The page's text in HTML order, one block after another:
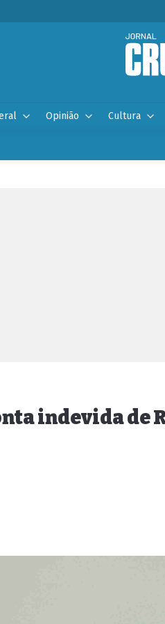
Opinião Cultura
indevida de